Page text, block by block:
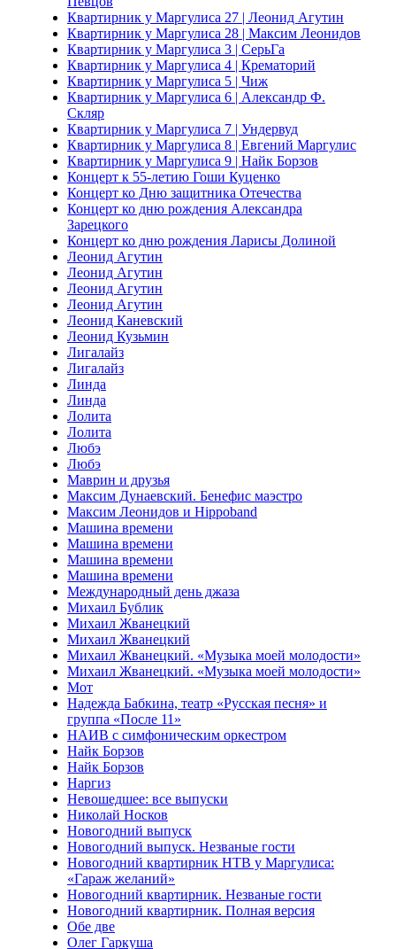
Квартирник у Маргулиса 27 | Леонид Агутин
Квартирник у Маргулиса 28 | Максим Леонидов
Квартирник у Маргулиса 3 | СерьГа
Квартирник у Маргулиса 4 | Крематорий
Квартирник у Маргулиса 5 | Чиж
Квартирник у Маргулиса 6 | Александр Ф.
Скляр
Квартирник у Маргулиса 7 | Ундервуд
Квартирник у Маргулиса 8 | Евгений Маргулис
Квартирник у Маргулиса 9 | Найк Борзов
Концерт к 55-летию Гоши Куценко
Концерт ко Дню защитника Отечества
Концерт ко дню рождения Александра
Зарецкого
Концерт ко дню рождения Ларисы Долиной
Леонид Агутин
Леонид Агутин
Леонид Агутин
Леонид Агутин
Леонид Каневский
Леонид Кузьмин
Лигалайз
Лигалайз
Линда
Линда
Лолита
Лолита
Любэ
Любэ
Маврин и друзья
Максим Дунаевский. Бенефис маэстро
Максим Леонидов и Hippoband
Машина времени
Машина времени
Машина времени
Машина времени
Международный день джаза
Михаил Бублик
Михаил Жванецкий
Михаил Жванецкий
Михаил Жванецкий. «Музыка моей молодости»
Михаил Жванецкий. «Музыка моей молодости»
Мот
Надежда Бабкина, театр «Русская песня» и
группа «После 11»
НАИВ с симфоническим оркестром
Найк Борзов
Найк Борзов
Наргиз
Невошедшее: все выпуски
Николай Носков
Новогодний выпуск
Новогодний выпуск. Незваные гости
Новогодний квартирник НТВ у Маргулиса:
«Гараж желаний»
Новогодний квартирник. Незваные гости
Новогодний квартирник. Полная версия
Обе две
Олег Гаркуша